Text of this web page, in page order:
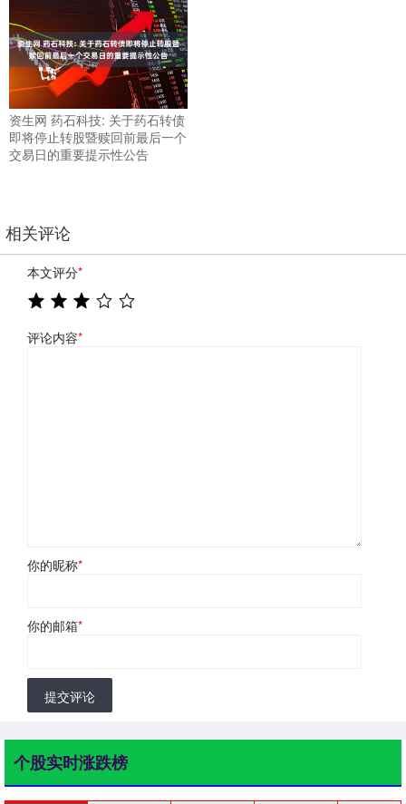
资生网 药石科技: 关于药石转债
即将停止转股暨赎回前最后一个
交易日的重要提示性公告
相关评论
本文评分*
评论内容*
你的昵称*
你的邮箱*
提交评论
个股实时涨跌榜